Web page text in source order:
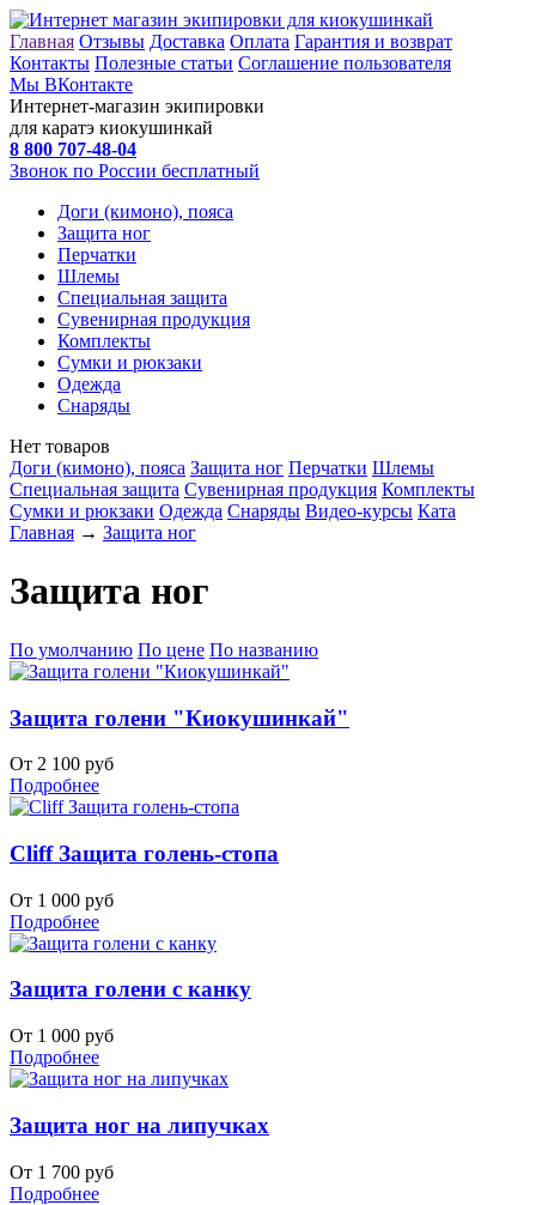
Главная Отзывы Доставка Оплата Гарантия и возврат
Контакты Полезные статьи Соглашение пользователя
Мы ВКонтакте
Интернет-магазин экипировки
для каратэ киокушинкай
8 800 707-48-04
Звонок по России бесплатный
Доги (кимоно), пояса
Защита ног
Перчатки
Шлемы
Специальная защита
Сувенирная продукция
Комплекты
Сумки и рюкзаки
Одежда
Снаряды
Нет товаров
Доги (кимоно), пояса Защита ног Перчатки Шлемы
Специальная защита Сувенирная продукция Комплекты
Сумки и рюкзаки Одежда Снаряды Видео-курсы Ката
Главная → Защита ног
Защита ног
По умолчанию По цене По названию
Защита голени "Киокушинкай"
От 2 100 руб
Подробнее
Cliff Защита голень-стопа
От 1 000 руб
Подробнее
Защита голени с канку
От 1 000 руб
Подробнее
Защита ног на липучках
От 1 700 руб
Подробнее